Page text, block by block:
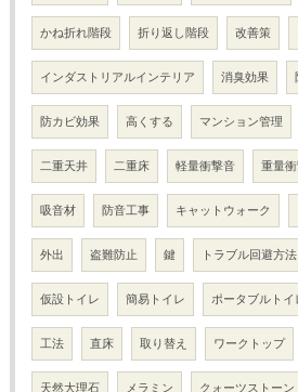
かね折れ階段 折り返し階段 改善策
インダストリアルインテリア 消臭効果
防カビ効果 高くする マンション管理
二重天井 二重床 軽量衝撃音 重量
吸音材 防音工事 キャットウォーク
外出 盗難防止 鍵 トラブル回避方法
仮設トイレ 簡易トイレ ポータブルトイ
工法 直床 取り替え ワークトップ
天然大理石 メラミン クォーツストーン